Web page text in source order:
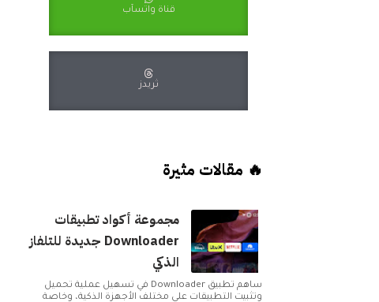
قناة واتسآب
ثريدز
🔥 مقالات مثيرة
مجموعة أكواد تطبيقات
Downloader جديدة للتلفاز
الذكي
ساهم تطبيق Downloader في تسهيل عملية تحميل
وتثبيت التطبيقات على مختلف الأجهزة الذكية، وخاصة